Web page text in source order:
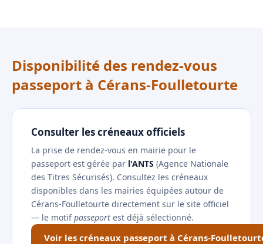
Disponibilité des rendez-vous
passeport à Cérans-Foulletourte
Consulter les créneaux officiels
La prise de rendez-vous en mairie pour le
passeport est gérée par l'ANTS (Agence Nationale
des Titres Sécurisés). Consultez les créneaux
disponibles dans les mairies équipées autour de
Cérans-Foulletourte directement sur le site officiel
— le motifpasseport est déjà sélectionné.
Voir les créneaux passeport à Cérans-